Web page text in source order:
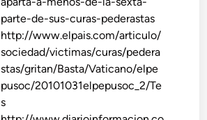
parte-de-sus-curas-pederastas
http://www.elpais.com/articulo/
sociedad/victimas/curas/pedera
stas/gritan/Basta/Vaticano/elpe
pusoc/20101031elpepusoc_2/Te
s